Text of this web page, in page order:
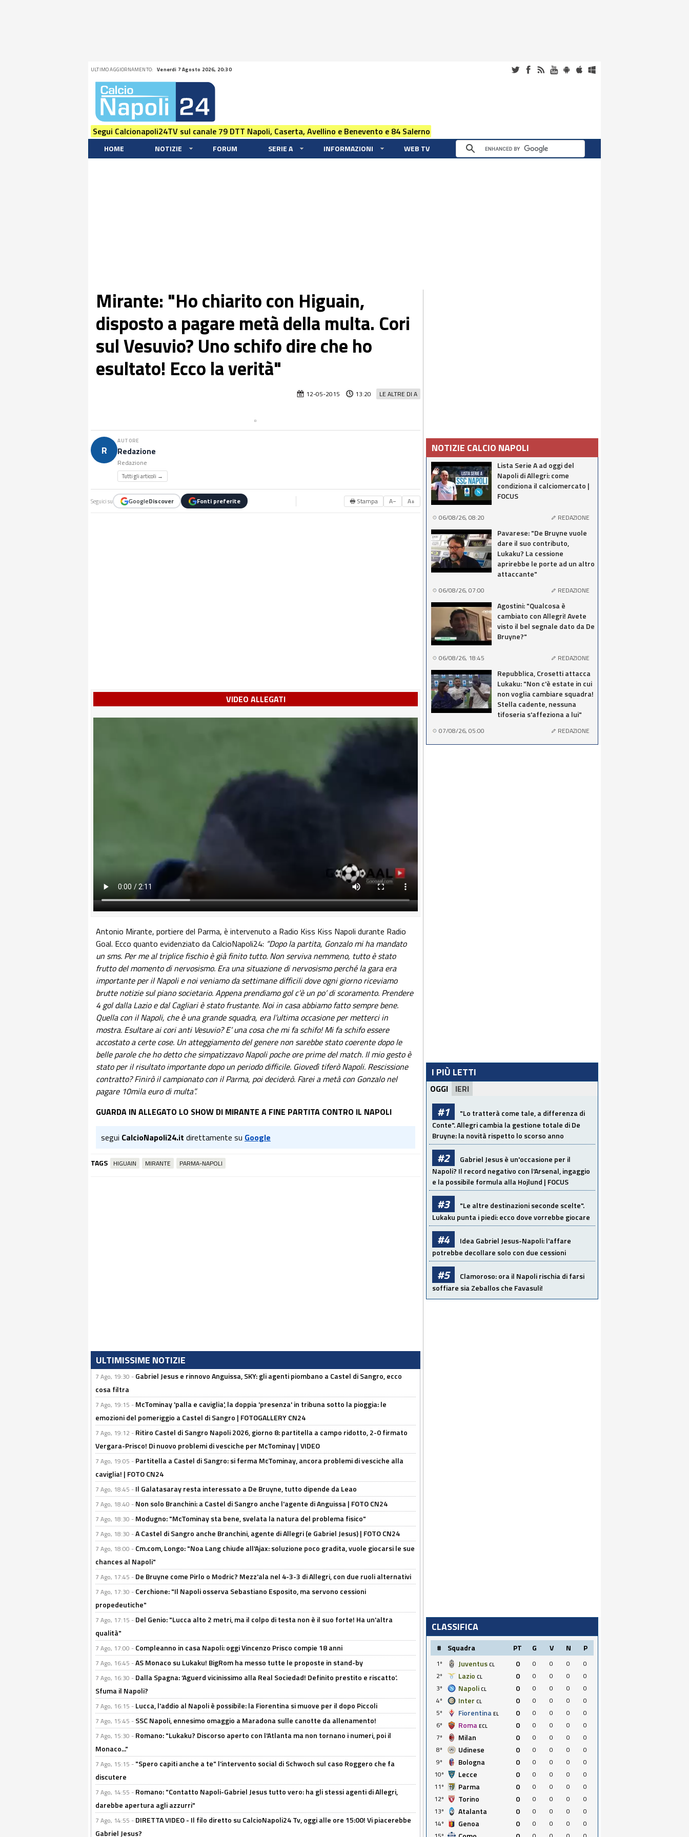
ULTIMO AGGIORNAMENTO: Venerdi 7 Agosto 2026, 20:30
Segui Calcionapoli24TV sul canale 79 DTT Napoli, Caserta, Avellino e Benevento e 84 Salerno
HOME NOTIZIE FORUM SERIE A INFORMAZIONI WEB TV
Mirante: "Ho chiarito con Higuain,
disposto a pagare metà della multa. Cori
sul Vesuvio? Uno schifo dire che ho
esultato! Ecco la verità"
LE ALTRE DI A
12-05-2015 13:20
R
AUTORE
Redazione
Redazione
Tutti gli articoli →
Seguici su GoogleDiscover Fonti preferite 🖶 Stampa A− A+
VIDEO ALLEGATI
Antonio Mirante, portiere del Parma, è intervenuto a Radio Kiss Kiss Napoli durante Radio
Goal. Ecco quanto evidenziato da CalcioNapoli24: “Dopo la partita, Gonzalo mi ha mandato
un sms. Per me al triplice fischio è già finito tutto. Non serviva nemmeno, tutto è stato
frutto del momento di nervosismo. Era una situazione di nervosismo perché la gara era
importante per il Napoli e noi veniamo da settimane difficili dove ogni giorno riceviamo
brutte notizie sul piano societario. Appena prendiamo gol c’è un po’ di scoramento. Prendere
4 gol dalla Lazio e dal Cagliari è stato frustante. Noi in casa abbiamo fatto sempre bene.
Quella con il Napoli, che è una grande squadra, era l’ultima occasione per metterci in
mostra. Esultare ai cori anti Vesuvio? E’ una cosa che mi fa schifo! Mi fa schifo essere
accostato a certe cose. Un atteggiamento del genere non sarebbe stato coerente dopo le
belle parole che ho detto che simpatizzavo Napoli poche ore prime del match. Il mio gesto è
stato per il risultato importante dopo un periodo difficile. Giovedì tiferò Napoli. Rescissione
contratto? Finirò il campionato con il Parma, poi deciderò. Farei a metà con Gonzalo nel
pagare 10mila euro di multa”.
GUARDA IN ALLEGATO LO SHOW DI MIRANTE A FINE PARTITA CONTRO IL NAPOLI
segui CalcioNapoli24.it direttamente su Google
TAGS HIGUAIN MIRANTE PARMA-NAPOLI
ULTIMISSIME NOTIZIE
7 Ago, 19:30 - Gabriel Jesus e rinnovo Anguissa, SKY: gli agenti piombano a Castel di Sangro, ecco
cosa filtra
7 Ago, 19:15 - McTominay 'palla e caviglia', la doppia 'presenza' in tribuna sotto la pioggia: le
emozioni del pomeriggio a Castel di Sangro | FOTOGALLERY CN24
7 Ago, 19:12 - Ritiro Castel di Sangro Napoli 2026, giorno 8: partitella a campo ridotto, 2-0 firmato
Vergara-Prisco! Di nuovo problemi di vesciche per McTominay | VIDEO
7 Ago, 19:05 - Partitella a Castel di Sangro: si ferma McTominay, ancora problemi di vesciche alla
caviglia! | FOTO CN24
7 Ago, 18:45 - Il Galatasaray resta interessato a De Bruyne, tutto dipende da Leao
7 Ago, 18:40 - Non solo Branchini: a Castel di Sangro anche l'agente di Anguissa | FOTO CN24
7 Ago, 18:30 - Modugno: "McTominay sta bene, svelata la natura del problema fisico"
7 Ago, 18:30 -A Castel di Sangro anche Branchini, agente di Allegri (e Gabriel Jesus) | FOTO CN24
7 Ago, 18:00 - Cm.com, Longo: "Noa Lang chiude all'Ajax: soluzione poco gradita, vuole giocarsi le sue
chances al Napoli"
7 Ago, 17:45 - De Bruyne come Pirlo o Modric? Mezz'ala nel 4-3-3 di Allegri, con due ruoli alternativi
7 Ago, 17:30 - Cerchione: "Il Napoli osserva Sebastiano Esposito, ma servono cessioni
propedeutiche"
7 Ago, 17:15 - Del Genio: "Lucca alto 2 metri, ma il colpo di testa non è il suo forte! Ha un'altra
qualità"
7 Ago, 17:00 - Compleanno in casa Napoli: oggi Vincenzo Prisco compie 18 anni
7 Ago, 16:45 -AS Monaco su Lukaku! BigRom ha messo tutte le proposte in stand-by
7 Ago, 16:30 - Dalla Spagna: ‘Aguerd vicinissimo alla Real Sociedad! Definito prestito e riscatto’.
Sfuma il Napoli?
7 Ago, 16:15 - Lucca, l'addio al Napoli è possibile: la Fiorentina si muove per il dopo Piccoli
7 Ago, 15:45 - SSC Napoli, ennesimo omaggio a Maradona sulle canotte da allenamento!
7 Ago, 15:30 - Romano: "Lukaku? Discorso aperto con l'Atlanta ma non tornano i numeri, poi il
Monaco..."
7 Ago, 15:15 - "Spero capiti anche a te" l'intervento social di Schwoch sul caso Roggero che fa
discutere
7 Ago, 14:55 - Romano: "Contatto Napoli-Gabriel Jesus tutto vero: ha gli stessi agenti di Allegri,
darebbe apertura agli azzurri"
7 Ago, 14:55 - DIRETTA VIDEO - Il filo diretto su CalcioNapoli24 Tv, oggi alle ore 15:00! Vi piacerebbe
Gabriel Jesus?
NOTIZIE CALCIO NAPOLI
Lista Serie A ad oggi del
Napoli di Allegri: come
condiziona il calciomercato |
FOCUS
06/08/26, 08:20 REDAZIONE
Pavarese: "De Bruyne vuole
dare il suo contributo,
Lukaku? La cessione
aprirebbe le porte ad un altro
attaccante"
06/08/26, 07:00 REDAZIONE
Agostini: "Qualcosa è
cambiato con Allegri! Avete
visto il bel segnale dato da De
Bruyne?"
06/08/26, 18:45 REDAZIONE
Repubblica, Crosetti attacca
Lukaku: "Non c'è estate in cui
non voglia cambiare squadra!
Stella cadente, nessuna
tifoseria s'affeziona a lui"
07/08/26, 05:00 REDAZIONE
I PIÙ LETTI
OGGI IERI
#1
"Lo tratterà come tale, a differenza di
Conte". Allegri cambia la gestione totale di De
Bruyne: la novità rispetto lo scorso anno
#2
Gabriel Jesus è un'occasione per il
Napoli? Il record negativo con l'Arsenal, ingaggio
e la possibile formula alla Hojlund | FOCUS
#3
"Le altre destinazioni seconde scelte".
Lukaku punta i piedi: ecco dove vorrebbe giocare
#4
Idea Gabriel Jesus-Napoli: l'affare
potrebbe decollare solo con due cessioni
#5
Clamoroso: ora il Napoli rischia di farsi
soffiare sia Zeballos che Favasuli!
CLASSIFICA
# Squadra PT G V N P
1º Juventus CL 0 0 0 0
0
2º
Lazio CL 0 0 0 0
0
3º
Napoli CL 0 0 0 0
0
4º
Inter CL 0 0 0 0
0
5º
Fiorentina EL 0 0 0 0
0
6º
Roma ECL 0 0 0 0
0
7º
Milan 0 0 0 0
0
8º
Udinese 0 0 0 0
0
9º
Bologna 0 0 0 0
0
10º
Lecce 0 0 0 0
0
11º
Parma 0 0 0 0
0
12º
Torino 0 0 0 0
0
13º
Atalanta 0 0 0 0
0
14º
Genoa 0 0 0 0
0